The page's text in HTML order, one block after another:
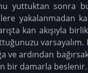
yuttuktan sonra
yakalanmadan
kan akışıyla
varsayalım.
ardından
bir damarla